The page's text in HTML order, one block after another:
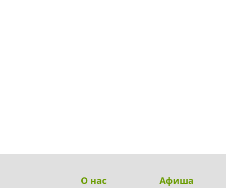
О нас Афиша